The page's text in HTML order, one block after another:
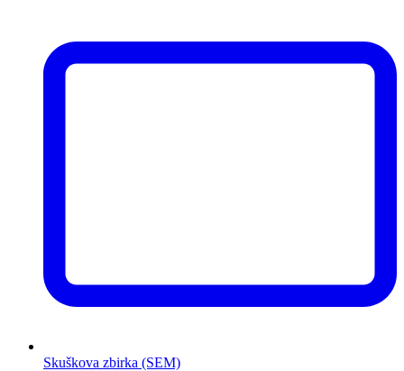
Skuškova zbirka (SEM)